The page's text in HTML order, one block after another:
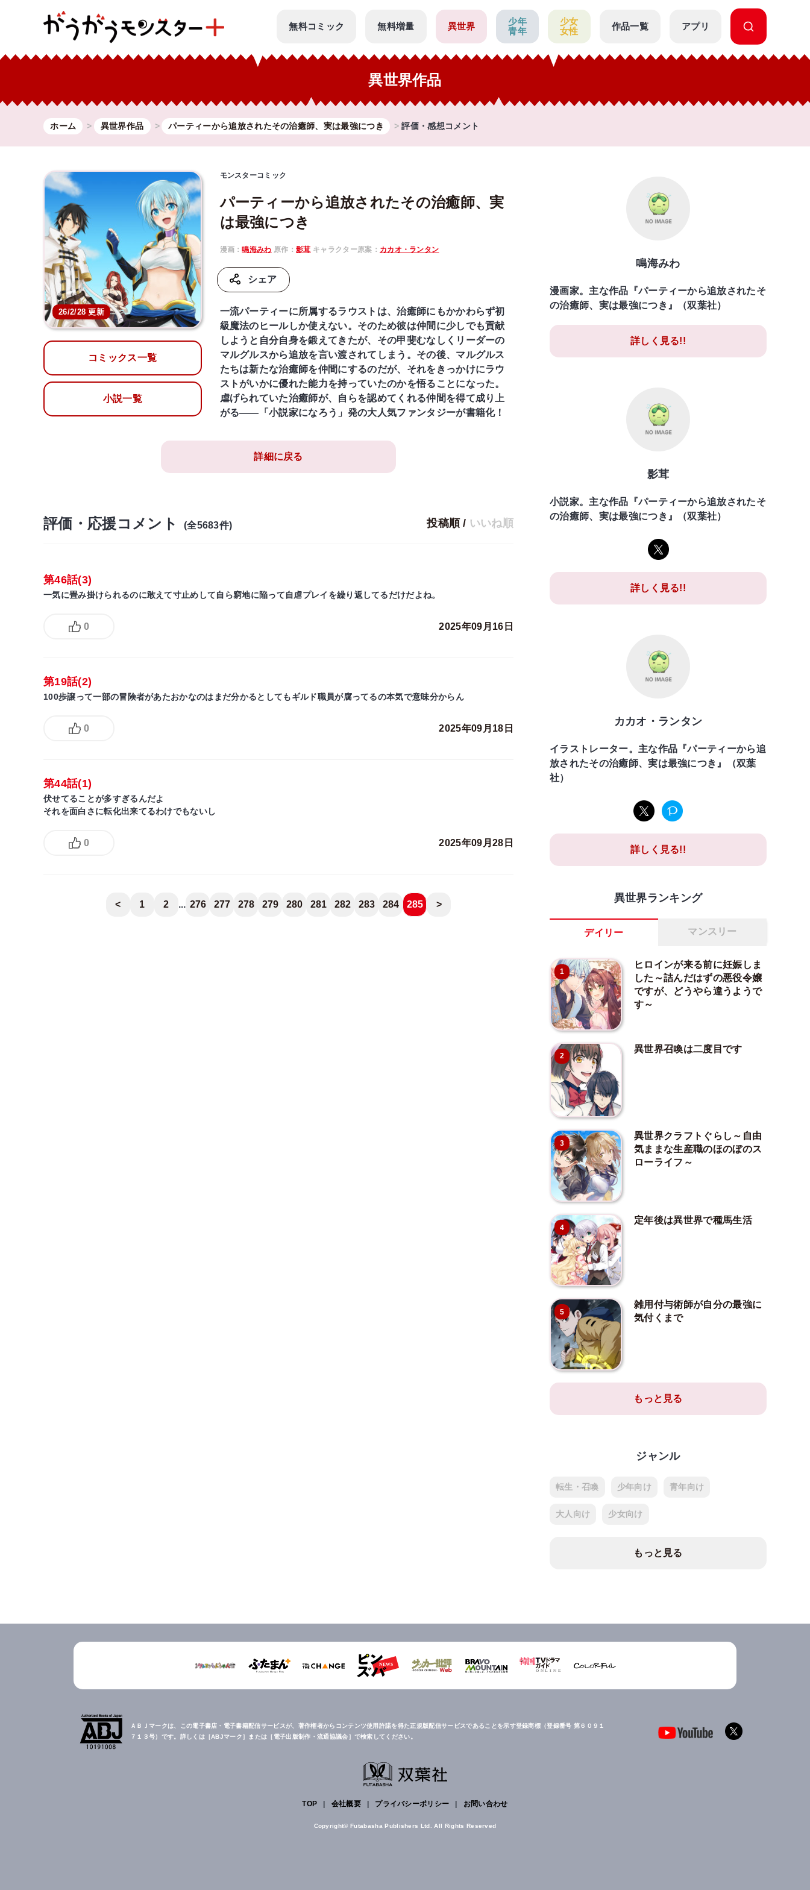
無料コミック 無料増量 異世界
少年
青年
少女
女性
作品一覧 アプリ
異世界作品
ホーム 異世界作品 パーティーから追放されたその治癒師、実は最強につき 評価・感想コメント
26/2/28 更新
コミックス一覧
小説一覧
モンスターコミック
パーティーから追放されたその治癒師、実
は最強につき
漫画：鳴海みわ 原作：影茸 キャラクター原案： カカオ・ランタン
シェア
一流パーティーに所属するラウストは、治癒師にもかかわらず初
級魔法のヒールしか使えない。そのため彼は仲間に少しでも貢献
しようと自分自身を鍛えてきたが、その甲斐むなしくリーダーの
マルグルスから追放を言い渡されてしまう。その後、マルグルス
たちは新たな治癒師を仲間にするのだが、それをきっかけにラウ
ストがいかに優れた能力を持っていたのかを悟ることになった。
虐げられていた治癒師が、自らを認めてくれる仲間を得て成り上
がる――「小説家になろう」発の大人気ファンタジーが書籍化！
詳細に戻る
評価・応援コメント (全5683件) 投稿順 / いいね順
第46話(3)
一気に畳み掛けられるのに敢えて寸止めして自ら窮地に陥って自虐プレイを繰り返してるだけだよね。
0 2025年09月16日
第19話(2)
100歩譲って一部の冒険者があたおかなのはまだ分かるとしてもギルド職員が腐ってるの本気で意味分からん
0 2025年09月18日
第44話(1)
伏せてることが多すぎるんだよ
それを面白さに転化出来てるわけでもないし
0 2025年09月28日
< 1 2 ... 276 277 278 279 280 281 282 283 284 285 >
鳴海みわ
漫画家。主な作品『パーティーから追放されたそ
の治癒師、実は最強につき』（双葉社）
詳しく見る!!
影茸
小説家。主な作品『パーティーから追放されたそ
の治癒師、実は最強につき』（双葉社）
詳しく見る!!
カカオ・ランタン
イラストレーター。主な作品『パーティーから追
放されたその治癒師、実は最強につき』（双葉
社）
詳しく見る!!
異世界ランキング
デイリー マンスリー
1
ヒロインが来る前に妊娠しま
した～詰んだはずの悪役令嬢
ですが、どうやら違うようで
す～
2
異世界召喚は二度目です
3
異世界クラフトぐらし～自由
気ままな生産職のほのぼのス
ローライフ～
4
定年後は異世界で種馬生活
5
雑用付与術師が自分の最強に
気付くまで
もっと見る
ジャンル
転生・召喚 少年向け 青年向け
大人向け 少女向け
もっと見る
ＡＢＪマークは、この電子書店・電子書籍配信サービスが、著作権者からコンテンツ使用許諾を得た正規版配信サービスであることを示す登録商標（登録番号 第６０９１
７１３号）です。詳しくは［ABJマーク］または［電子出版制作・流通協議会］で検索してください。
TOP 会社概要 プライバシーポリシー お問い合わせ
Copyright© Futabasha Publishers Ltd. All Rights Reserved